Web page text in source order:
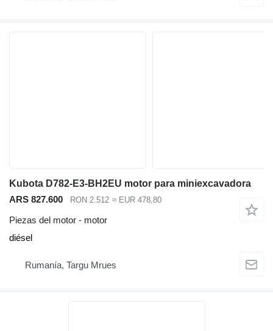
Kubota D782-E3-BH2EU motor para miniexcavadora
ARS 827.600
RON 2.512 ≈ EUR 478,80
Piezas del motor - motor
diésel
Rumanía, Targu Mrues